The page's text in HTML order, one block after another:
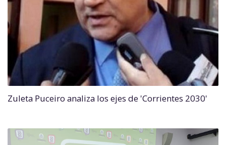
Zuleta Puceiro analiza los ejes de 'Corrientes 2030'